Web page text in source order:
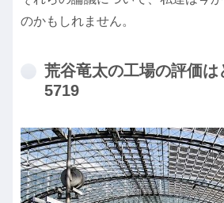
のかもしれません。
荒谷竜太の工場の評価は
5719